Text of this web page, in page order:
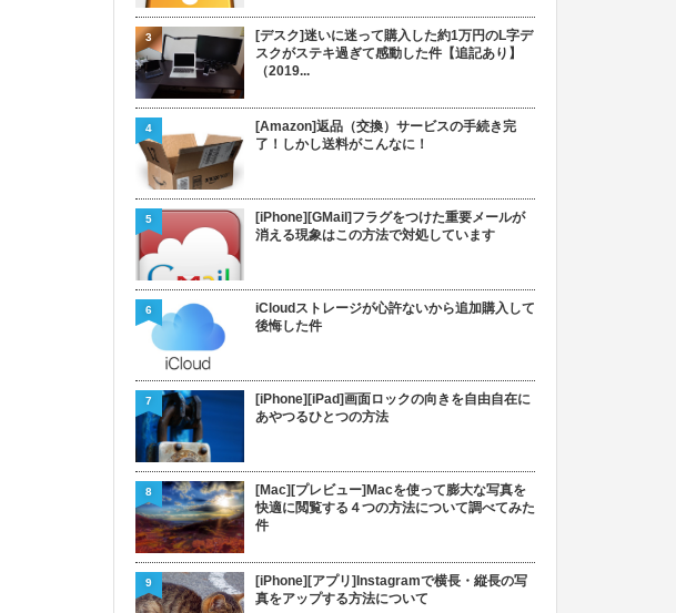
[デスク]迷いに迷って購入した約1万円のL字デ
スクがステキ過ぎて感動した件【追記あり】
（2019...
3
[Amazon]返品（交換）サービスの手続き完
了！しかし送料がこんなに！
4
[iPhone][GMail]フラグをつけた重要メールが
消える現象はこの方法で対処しています
5
iCloudストレージが心許ないから追加購入して
後悔した件
6
[iPhone][iPad]画面ロックの向きを自由自在に
あやつるひとつの方法
7
[Mac][プレビュー]Macを使って膨大な写真を
快適に閲覧する４つの方法について調べてみた
件
8
[iPhone][アプリ]Instagramで横長・縦長の写
真をアップする方法について
9